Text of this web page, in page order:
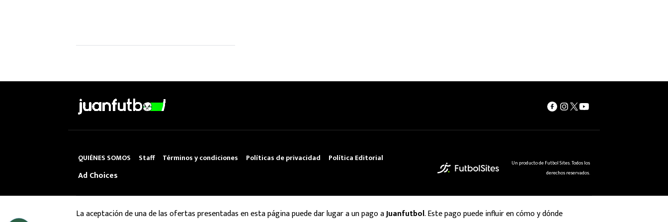
QUIÉNES SOMOS Staff Términos y condiciones Políticas de privacidad Política Editorial
Ad Choices
Un producto de Futbol Sites. Todos los
derechos reservados.
La aceptación de una de las ofertas presentadas en esta página puede dar lugar a un pago aJuanfutbol. Este pago puede influir en cómo y dónde